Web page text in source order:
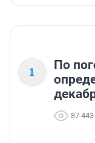
1
По
87 443